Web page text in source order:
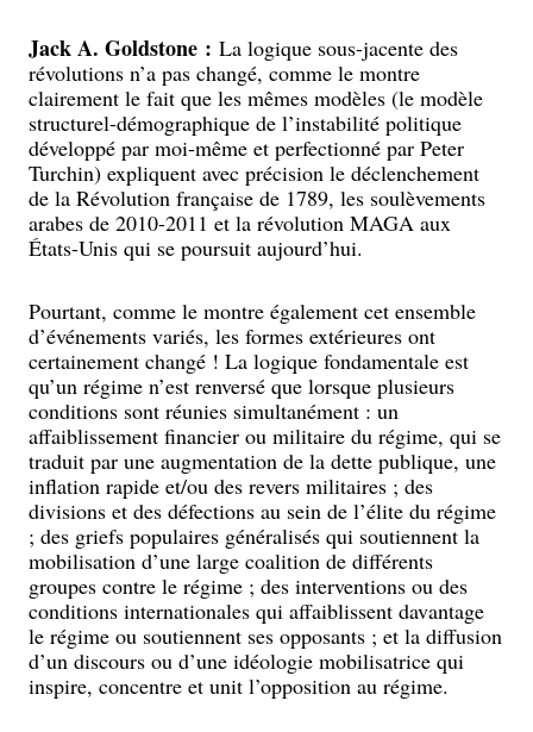
Jack A. Goldstone : La logique sous-jacente des
révolutions n’a pas changé, comme le montre
clairement le fait que les mêmes modèles (le modèle
structurel-démographique de l’instabilité politique
développé par moi-même et perfectionné par Peter
Turchin) expliquent avec précision le déclenchement
de la Révolution française de 1789, les soulèvements
arabes de 2010-2011 et la révolution MAGA aux
États-Unis qui se poursuit aujourd’hui.
Pourtant, comme le montre également cet ensemble
d’événements variés, les formes extérieures ont
certainement changé ! La logique fondamentale est
qu’un régime n’est renversé que lorsque plusieurs
conditions sont réunies simultanément : un
affaiblissement financier ou militaire du régime, qui se
traduit par une augmentation de la dette publique, une
inflation rapide et/ou des revers militaires ; des
divisions et des défections au sein de l’élite du régime
; des griefs populaires généralisés qui soutiennent la
mobilisation d’une large coalition de différents
groupes contre le régime ; des interventions ou des
conditions internationales qui affaiblissent davantage
le régime ou soutiennent ses opposants ; et la diffusion
d’un discours ou d’une idéologie mobilisatrice qui
inspire, concentre et unit l’opposition au régime.